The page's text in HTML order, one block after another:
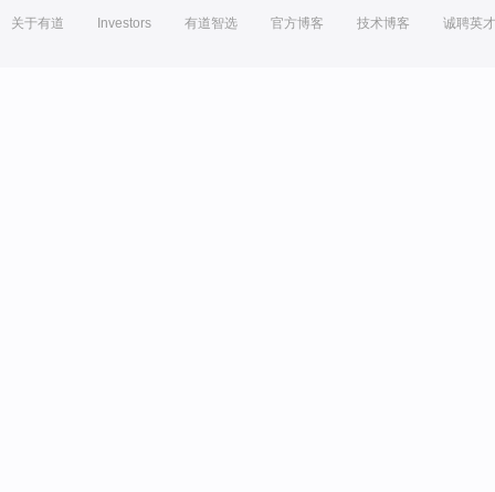
关于有道 Investors 有道智选 官方博客 技术博客 诚聘英才